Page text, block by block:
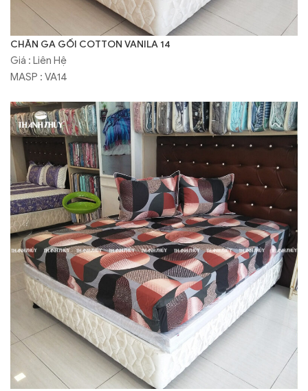
CHĂN GA GỐI COTTON VANILA 14
Giá : Liên Hệ
MASP : VA14